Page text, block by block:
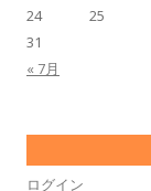
« 7月
24
25
31
ログイン